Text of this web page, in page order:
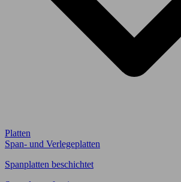
Platten
Span- und Verlegeplatten
Spanplatten beschichtet